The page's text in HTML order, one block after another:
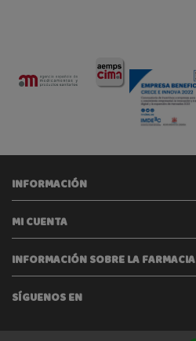
INFORMACIÓN
MI CUENTA
INFORMACIÓN SOBRE LA FARMACIA
SÍGUENOS EN